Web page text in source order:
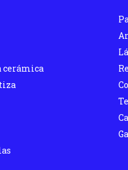
cerámica